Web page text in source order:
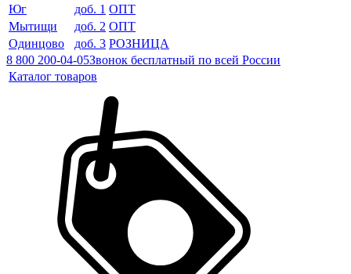
Юг
доб. 1 ОПТ
Мытищи
доб. 2 ОПТ
Одинцово
доб. 3 РОЗНИЦА
8 800 200-04-05Звонок бесплатный по всей России
Каталог товаров